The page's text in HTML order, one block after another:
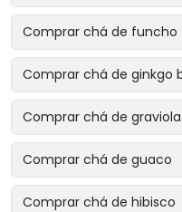
Comprar chá de funcho
Comprar chá de ginkgo
Comprar chá de graviola
Comprar chá de guaco
Comprar chá de hibisco